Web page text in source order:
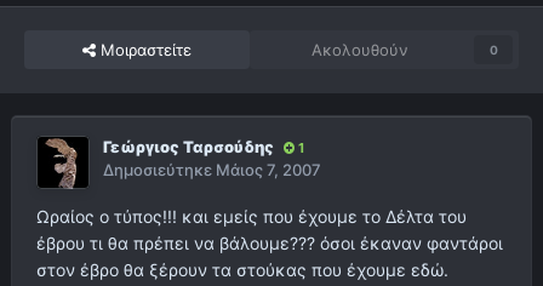
Μοιραστείτε Ακολουθούν 0
Γεώργιος Ταρσούδης 1
Δημοσιεύτηκε Μάιος 7, 2007
Ωραίος ο τύπος!!! και εμείς που έχουμε το Δέλτα του
έβρου τι θα πρέπει να βάλουμε??? όσοι έκαναν φαντάροι
στον έβρο θα ξέρουν τα στούκας που έχουμε εδώ.